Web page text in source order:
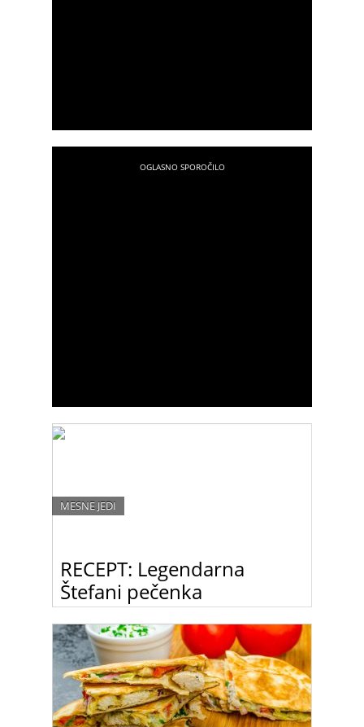
RECEPT: Legendarna
Štefani pečenka
MESNE JEDI
potrebuješ veliko energije.